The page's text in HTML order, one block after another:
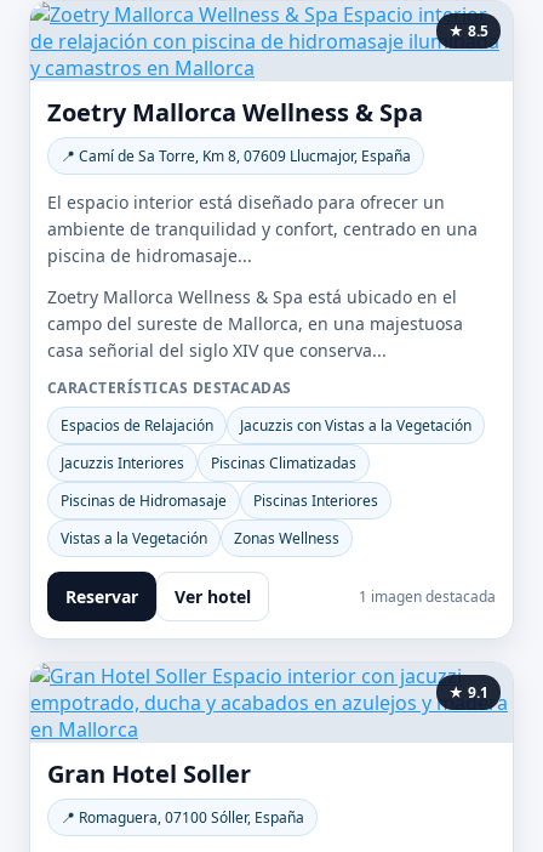
★ 8.5
Zoetry Mallorca Wellness & Spa
📍 Camí de Sa Torre, Km 8, 07609 Llucmajor, España
El espacio interior está diseñado para ofrecer un
ambiente de tranquilidad y confort, centrado en una
piscina de hidromasaje...
Zoetry Mallorca Wellness & Spa está ubicado en el
campo del sureste de Mallorca, en una majestuosa
casa señorial del siglo XIV que conserva...
CARACTERÍSTICAS DESTACADAS
Espacios de Relajación
Jacuzzis con Vistas a la Vegetación
Jacuzzis Interiores
Piscinas Climatizadas
Piscinas de Hidromasaje
Piscinas Interiores
Vistas a la Vegetación
Zonas Wellness
Reservar Ver hotel 1 imagen destacada
★ 9.1
Gran Hotel Soller
📍 Romaguera, 07100 Sóller, España